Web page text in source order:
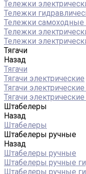
Тележки
Тележки
Тележки самоходные
Тележки
Тележки
Тягачи
Назад
Тягачи
Тягачи электрические
Тягачи
Тягачи
Штабелеры
Назад
Штабелеры
Штабелеры ручные
Назад
Штабелеры ручные
Штабелеры ручные
Штабелеры ручные